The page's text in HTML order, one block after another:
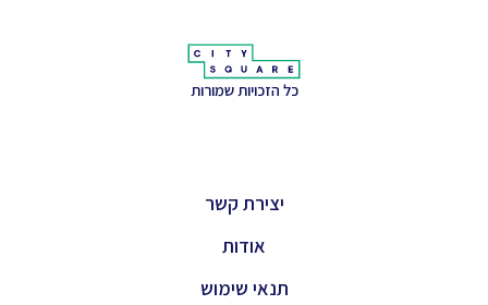
כל הזכויות שמורות
יצירת קשר
אודות
תנאי שימוש